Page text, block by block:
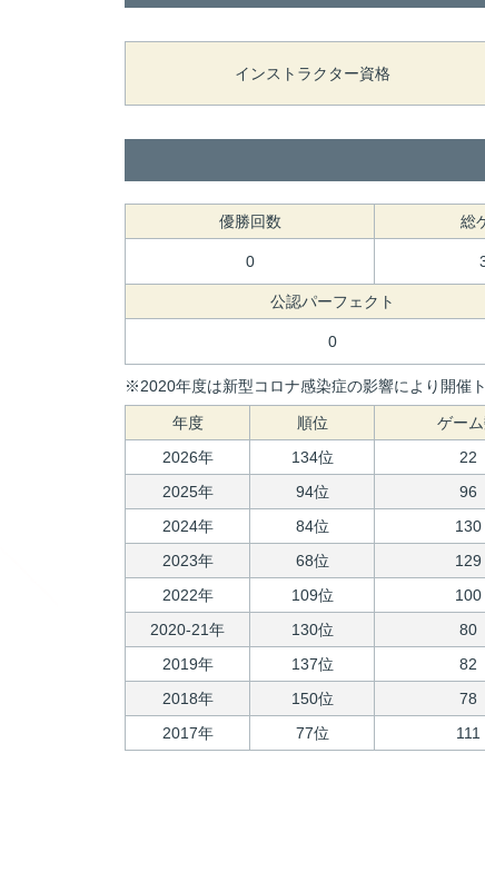
インストラクター資格
優勝回数 総
0
公認パーフェクト
0
※2020年度は新型コロナ感染症の影響により開催
年度 順位 ゲー
2026年
134位 22
2025年
94位 96
2024年
84位 130
2023年
68位 129
2022年
109位 100
2020-21年
130位 80
2019年
137位 82
2018年
150位 78
2017年
77位 111